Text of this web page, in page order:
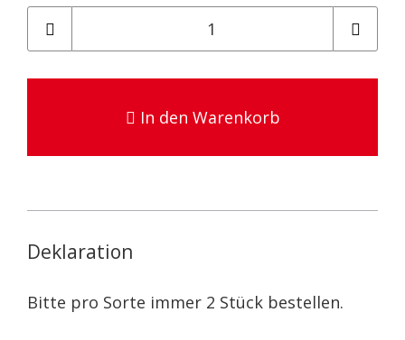
In den Warenkorb
Deklaration
Bitte pro Sorte immer 2 Stück bestellen.